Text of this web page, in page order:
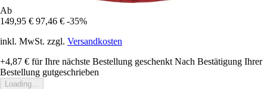
Ab
149,95 € 97,46 € -35%
inkl. MwSt. zzgl. Versandkosten
+4,87 € für Ihre nächste Bestellung geschenkt Nach Bestätigung Ihrer
Bestellung gutgeschrieben
Loading...